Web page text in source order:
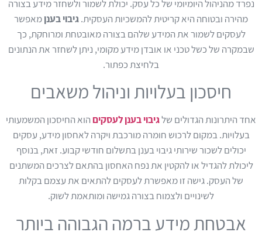
נפרד מהניהול היומיומי של כל עסק. יכולת לשמור ולשחזר מידע בצורה
מהירה ובטוחה היא קריטית להמשכיות העסקית.גיבוי בענןמאפשר
לעסקים לשמור את המידע שלהם בצורה מאובטחת ומרוחקת, כך
שבמקרה של כשל טכני או אובדן מידע מקומי, ניתן לשחזר את הנתונים
בלחיצת כפתור.
חיסכון בעלויות וניהול משאבים
אחד היתרונות הגדולים שלגיבוי בענן לעסקים הוא החיסכון המשמעותי
בעלויות. במקום לרכוש חומרה מורכבת ויקרה לאחסון מידע, עסקים
יכולים לשכור שירותי גיבוי בענן בתשלום חודשי קבוע. זאת, בנוסף
ליכולת להגדיל או להקטין את נפח האחסון בהתאם לצרכים המשתנים
של העסק. גישה זו מאפשרת לעסקים להתאים את עצמם בקלות
לשינויים ולצמוח בצורה גמישה ומותאמת לשוק.
אבטחת מידע ברמה הגבוהה ביותר